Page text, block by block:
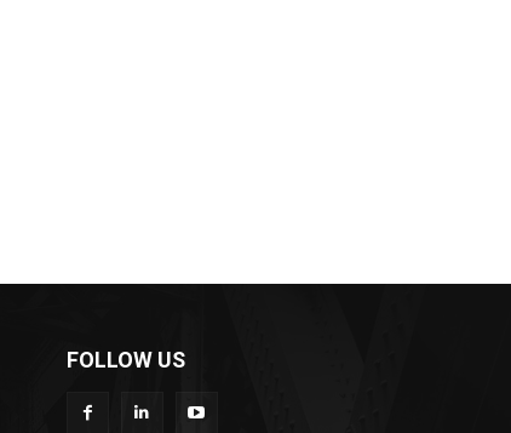
FOLLOW US